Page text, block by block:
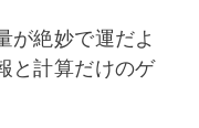
が絶妙で運だよ
と計算だけのゲ